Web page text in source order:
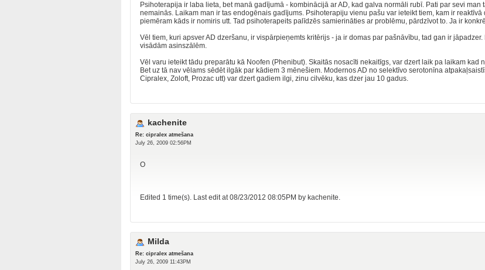
Psihoterapija ir laba lieta, bet manā gadījumā - kombinācijā ar AD, kad galva normāli rubī. Pati par sevi
nemainās. Laikam man ir tas endogēnais gadījums. Psihoterapiju vienu pašu var ieteikt tiem, kam ir
piemēram kāds ir nomiris utt. Tad psihoterapeits palīdzēs samierināties ar problēmu, pārdzīvot to. Ja ir
Vēl tiem, kuri apsver AD dzeršanu, ir vispārpieņemts kritērijs - ja ir domas par pašnāvību, tad gan ir
visādām asinszālēm.
Vēl varu ieteikt tādu preparātu kā Noofen (Phenibut). Skaitās nosacīti nekaitīgs, var dzert laik pa laikam kad
Bet uz tā nav vēlams sēdēt ilgāk par kādiem 3 mēnešiem. Modernos AD no selektīvo serotonīna
Cipralex, Zoloft, Prozac utt) var dzert gadiem ilgi, zinu cilvēku, kas dzer jau 10 gadus.
kachenite
Re: cipralex atmešana
July 26, 2009 02:56PM
O
Edited 1 time(s). Last edit at 08/23/2012 08:05PM by kachenite.
Milda
Re: cipralex atmešana
July 26, 2009 11:43PM